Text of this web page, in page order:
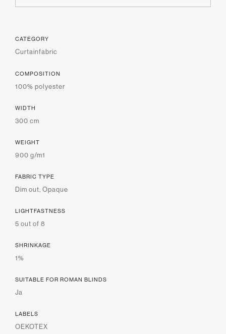
CATEGORY
Curtainfabric
COMPOSITION
100% polyester
WIDTH
300 cm
WEIGHT
900 g/m1
FABRIC TYPE
Dim out, Opaque
LIGHTFASTNESS
5 out of 8
SHRINKAGE
1%
SUITABLE FOR ROMAN BLINDS
Ja
LABELS
OEKOTEX